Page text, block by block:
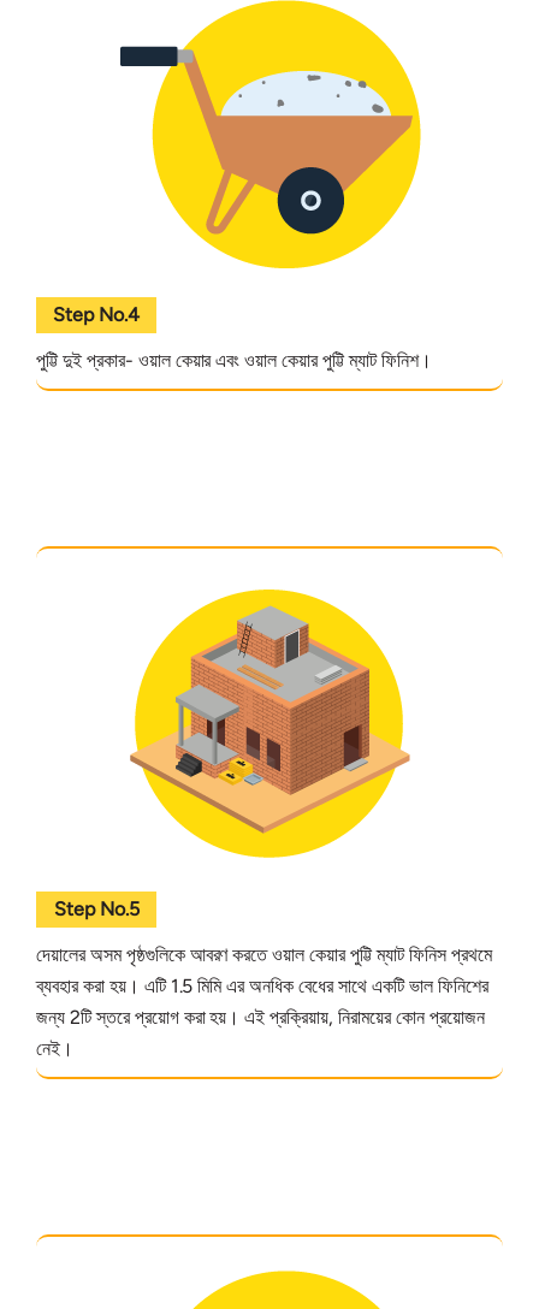
Step No.4
পুট্টি দুই প্রকার- ওয়াল কেয়ার এবং ওয়াল কেয়ার পুট্টি ম্যাট ফিনিশ।
Step No.5
দেয়ালের অসম পৃষ্ঠগুলিকে আবরণ করতে ওয়াল কেয়ার পুট্টি ম্যাট ফিনিস প্রথমে
ব্যবহার করা হয়। এটি 1.5 মিমি এর অনধিক বেধের সাথে একটি ভাল ফিনিশের
জন্য 2টি স্তরে প্রয়োগ করা হয়। এই প্রক্রিয়ায়, নিরাময়ের কোন প্রয়োজন
নেই।